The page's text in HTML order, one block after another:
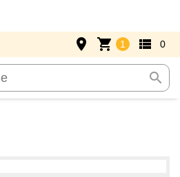
search
place shopping_cart 1 view_list 0